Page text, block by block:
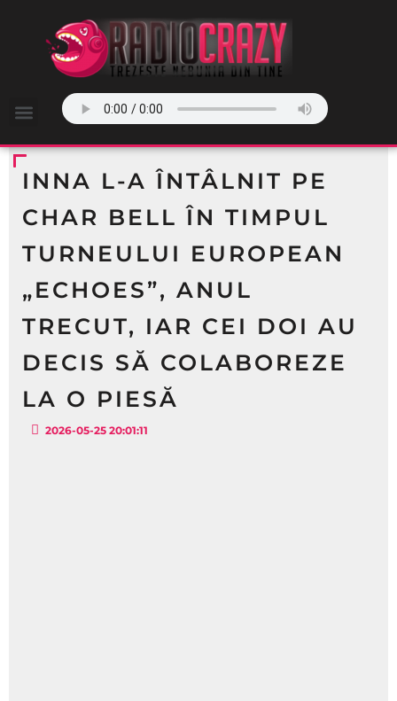
INNA L-A ÎNTÂLNIT PE
CHAR BELL ÎN TIMPUL
TURNEULUI EUROPEAN
„ECHOES”, ANUL
TRECUT, IAR CEI DOI AU
DECIS SĂ COLABOREZE
LA O PIESĂ
2026-05-25 20:01:11